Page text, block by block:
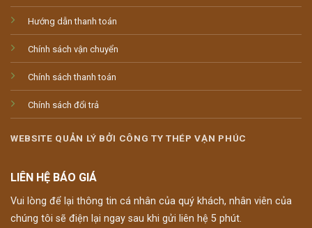
Hướng dẫn thanh toán
Chính sách vận chuyển
Chính sách thanh toán
Chính sách đổi trả
WEBSITE QUẢN LÝ BỞI CÔNG TY THÉP VẠN PHÚC
LIÊN HỆ BÁO GIÁ
Vui lòng để lại thông tin cá nhân của quý khách, nhân viên của
chúng tôi sẽ điện lại ngay sau khi gửi liên hệ 5 phút.